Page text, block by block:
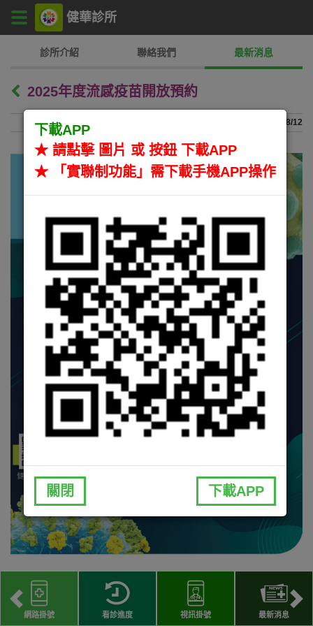
主
單
健華診所
診所介紹 聯絡我們 最新消息
2025年度流感疫苗開放預約
2025/08/12
回列表 下一則
網路掛號 看診進度 視訊掛號 最新消息
下載APP
★ 請點擊 圖片 或 按鈕 下載APP
★ 「實聯制功能」需下載手機APP操作
關閉 下載APP